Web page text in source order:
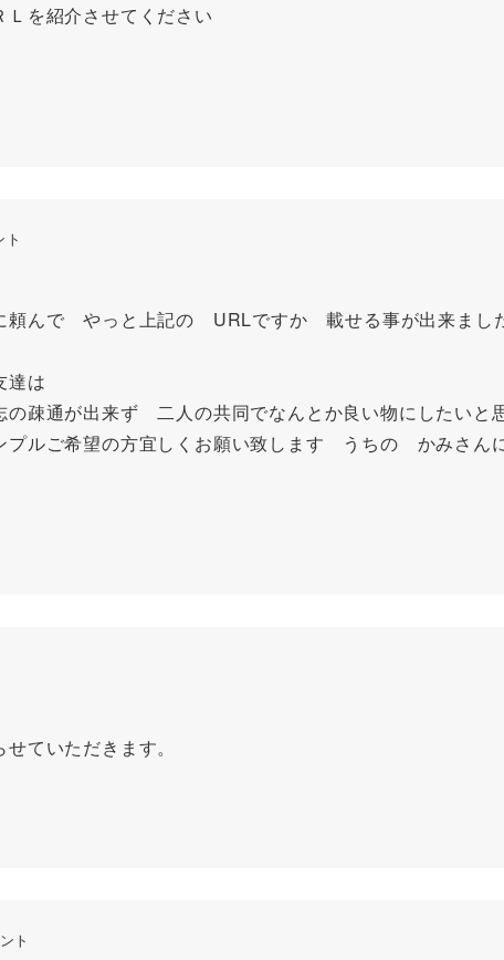
を紹介させてください
頼んで やっと上記の URLですか 載せる事が出来ま
達は
通が出来ず 二人の共同でなんとか良い物にしたい
プルご希望の方宜しくお願い致します うちの かみさ
ていただきます。
ト